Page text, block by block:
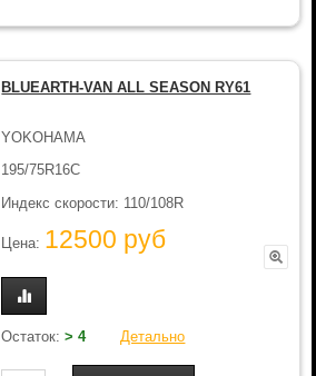
BLUEARTH-VAN ALL SEASON RY61
YOKOHAMA
195/75R16C
Индекс скорости: 110/108R
Цена: 12500 руб
Остаток:> 4 Детально